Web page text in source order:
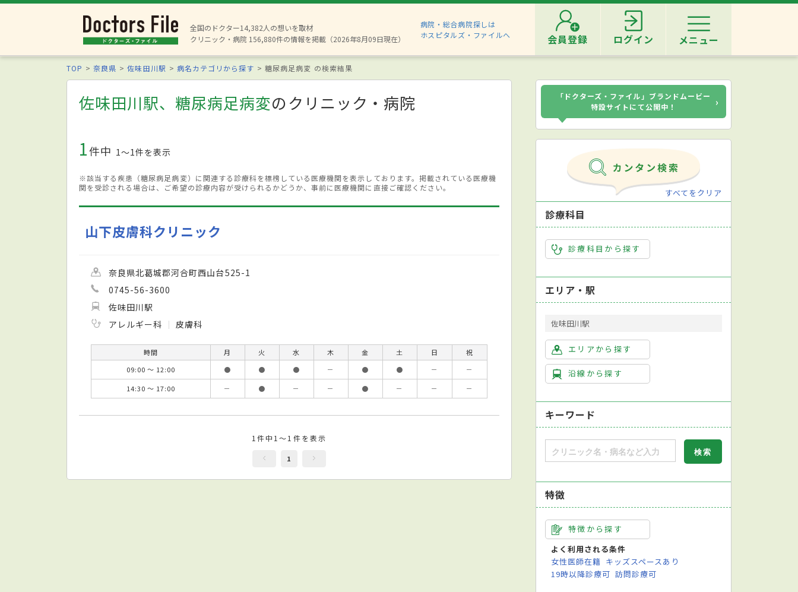
全国のドクター14,382人の想いを取材
クリニック・病院 156,880件の情報を掲載（2026年8月09日現在）
病院・総合病院探しは
ホスピタルズ・ファイルへ
会員登録 ログイン メニュー
TOP 奈良県 佐味田川駅 病名カテゴリから探す 糖尿病足病変 の検索結果
佐味田川駅、糖尿病足病変のクリニック・病院
1件中 1〜1件を表示
※該当する疾患（糖尿病足病変）に関連する診療科を標榜している医療機関を表示しております。掲載されている医療機
関を受診される場合は、ご希望の診療内容が受けられるかどうか、事前に医療機関に直接ご確認ください。
山下皮膚科クリニック
奈良県北葛城郡河合町西山台525-1
0745-56-3600
佐味田川駅
アレルギー科
皮膚科
時間 月 火 水 木 金 土 日
祝
09:00 ～ 12:00
● ● ● － ● ● －
－
14:30 ～ 17:00
－ ● － － ● － － －
1件中1～1件を表示
1
「ドクターズ・ファイル」ブランドムービー
特設サイトにて公開中！
›
すべてをクリア
診療科目
診療科目から探す
エリア・駅
佐味田川駅
エリアから探す
沿線から探す
キーワード
特徴
特徴から探す
よく利用される条件
女性医師在籍 キッズスペースあり
19時以降診療可 訪問診療可